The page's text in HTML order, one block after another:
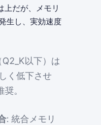
上だが、メモリ
生し、実効速度
以下）は
く低下させ
。
: 統合メモリ